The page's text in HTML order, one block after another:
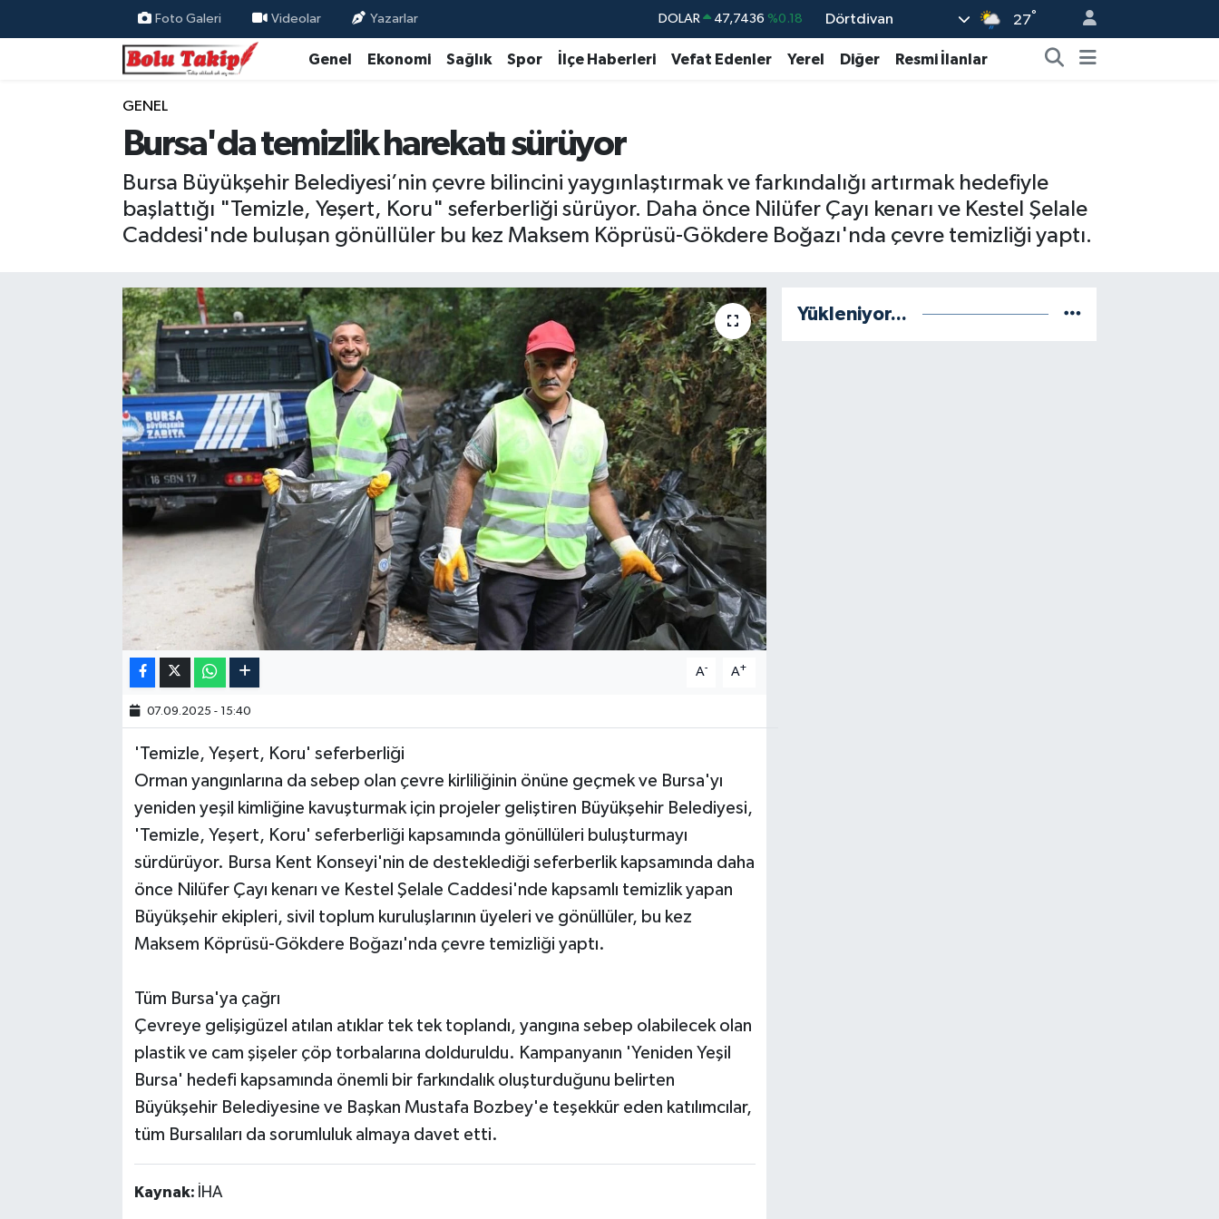
Foto Galeri Videolar Yazarlar DOLAR 47,7436 %0.18
EURO 55,2510 %0.32
BITCOIN 64.840,97 %-0.15
Dörtdivan 27°
Genel Ekonomi Sağlık Spor İlçe Haberleri Vefat Edenler Yerel Diğer Resmi İlanlar
GENEL
Bursa'da temizlik harekatı sürüyor
Bursa Büyükşehir Belediyesi’nin çevre bilincini yaygınlaştırmak ve farkındalığı artırmak hedefiyle
başlattığı "Temizle, Yeşert, Koru" seferberliği sürüyor. Daha önce Nilüfer Çayı kenarı ve Kestel Şelale
Caddesi'nde buluşan gönüllüler bu kez Maksem Köprüsü-Gökdere Boğazı'nda çevre temizliği yaptı.
A- A+
07.09.2025 - 15:40
'Temizle, Yeşert, Koru' seferberliği
Orman yangınlarına da sebep olan çevre kirliliğinin önüne geçmek ve Bursa'yı
yeniden yeşil kimliğine kavuşturmak için projeler geliştiren Büyükşehir Belediyesi,
'Temizle, Yeşert, Koru' seferberliği kapsamında gönüllüleri buluşturmayı
sürdürüyor. Bursa Kent Konseyi'nin de desteklediği seferberlik kapsamında daha
önce Nilüfer Çayı kenarı ve Kestel Şelale Caddesi'nde kapsamlı temizlik yapan
Büyükşehir ekipleri, sivil toplum kuruluşlarının üyeleri ve gönüllüler, bu kez
Maksem Köprüsü-Gökdere Boğazı'nda çevre temizliği yaptı.
Tüm Bursa'ya çağrı
Çevreye gelişigüzel atılan atıklar tek tek toplandı, yangına sebep olabilecek olan
plastik ve cam şişeler çöp torbalarına dolduruldu. Kampanyanın 'Yeniden Yeşil
Bursa' hedefi kapsamında önemli bir farkındalık oluşturduğunu belirten
Büyükşehir Belediyesine ve Başkan Mustafa Bozbey'e teşekkür eden katılımcılar,
tüm Bursalıları da sorumluluk almaya davet etti.
Kaynak: İHA
Yükleniyor...